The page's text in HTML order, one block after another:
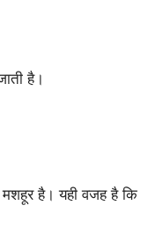
है।
है। यही वजह है कि